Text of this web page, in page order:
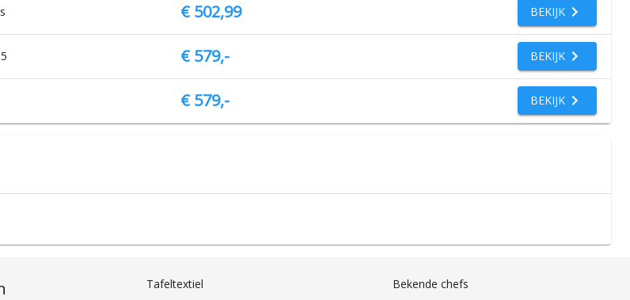
€ 502,99 BEKIJK
€ 579,- BEKIJK
€ 579,- BEKIJK
Tafeltextiel
Bekende chefs